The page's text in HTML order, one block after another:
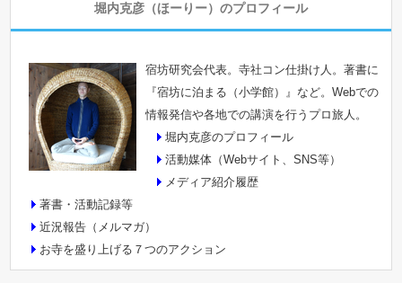
堀内克彦（ほーりー）のプロフィール
宿坊研究会代表。寺社コン仕掛け人。著書に
『宿坊に泊まる（小学館）』など。Webでの
情報発信や各地での講演を行うプロ旅人。
堀内克彦のプロフィール
活動媒体（Webサイト、SNS等）
メディア紹介履歴
著書・活動記録等
近況報告（メルマガ）
お寺を盛り上げる７つのアクション